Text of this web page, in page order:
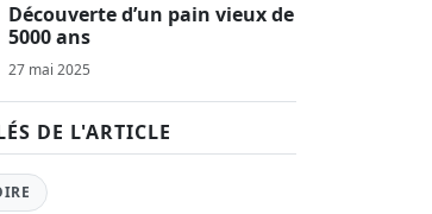
Découverte d’un pain vieux de
5000 ans
27 mai 2025
DE L'ARTICLE